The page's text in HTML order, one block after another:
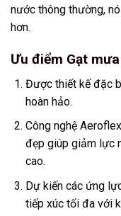
nước thông thường,
hơn.
Ưu điểm Gạt
Được thiết kế đặc
hoàn hảo.
Công nghệ
đẹp giúp giảm lực
cao.
Dự kiến các ứng
tiếp xúc tối đa với